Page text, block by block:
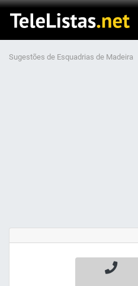
Sugestões de Esquadrias de Madeira